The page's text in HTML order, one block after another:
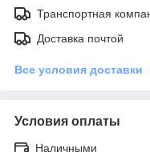
Транспортная
Доставка почтой
Все условия доставки
Условия оплаты
Наличными